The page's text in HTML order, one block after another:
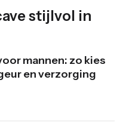
stijlvol in
mannen: zo kies
en verzorging